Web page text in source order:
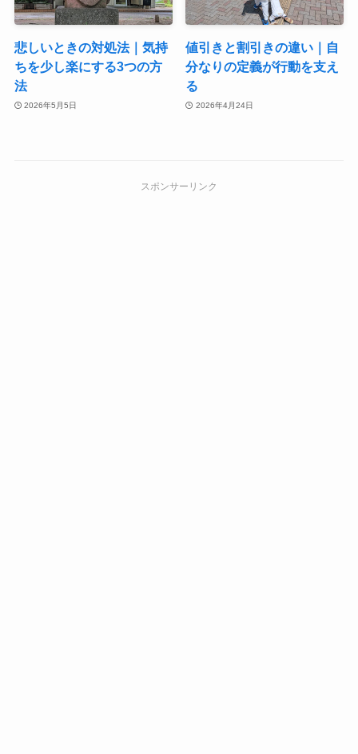
悲しいときの対処法｜気持
ちを少し楽にする3つの方
法
2026年5月5日
値引きと割引きの違い｜自
分なりの定義が行動を支え
る
2026年4月24日
スポンサーリンク